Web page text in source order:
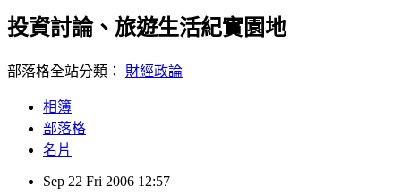
投資討論、旅遊生活紀實園地
部落格全站分類： 財經政論
相簿
部落格
名片
Sep 22 Fri 2006 12:57